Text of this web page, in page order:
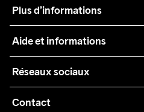
Plus d’informations
Teamwear
Durabilité
Collaborations
Aide et informations
Conditions générales
Retours
Réseaux sociaux
Contact